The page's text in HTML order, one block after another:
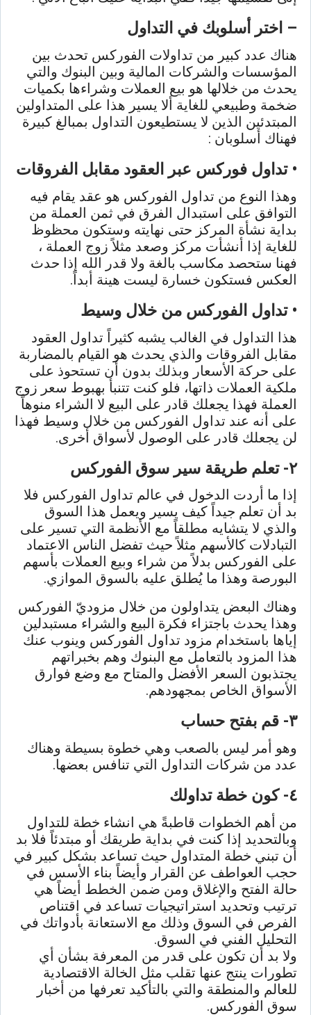
– اختر أسلوبك في التداول
هناك عدد كبير من تداولات الفوركس تحدث بين
المؤسسات والشركات المالية وبين البنوك والتي
يحدث من خلالها هو بيع العملات وشراءها بكميات
ضخمة وطبيعي للغاية ألا يسير هذا على المتداولين
المبتدئين الذين لا يستطيعون التداول بمبالغ كبيرة
فهناك أسلوبان :
• تداول فوركس عبر العقود مقابل الفروقات
وهذا النوع من تداول الفوركس هو عقد يقام فيه
التوافق على استبدال الفرق في ثمن العملة من
بداية نشأة المركز حتى نهايته وستكون محظوظ
للغاية إذا أنشأت مركز وصعد مثلاً زوج العملة ،
فهنا ستحصد مكاسب بالغة ولا قدر الله إذا حدث
العكس فستكون خسارة ليست هينة أبداً.
• تداول الفوركس من خلال وسيط
هذا التداول في الغالب يشبه كثيراً تداول العقود
مقابل الفروقات والذي يحدث هو القيام بالمضاربة
على حركة الأسعار وبذلك بدون أن تستحوذ على
ملكية العملات ذاتها، فلو كنت تتنبأ بهبوط سعر زوج
العملة فهذا يجعلك قادر على البيع لا الشراء منوهاً
على أنه عند تداول الفوركس من خلال وسيط فهذا
لن يجعلك قادر على الوصول لأسواق أخرى.
٢- تعلم طريقة سير سوق الفوركس
إذا ما أردت الدخول في عالم تداول الفوركس فلا
بد أن تعلم جيداً كيف يسير ويعمل هذا السوق
والذي لا يتشايه مطلقاً مع الأنظمة التي تسير على
التبادلات كالأسهم مثلاً حيث تفضل الناس الاعتماد
على الفوركس بدلاً من شراء وبيع العملات بأسهم
البورصة وهذا ما يُطلق عليه بالسوق الموازي.
وهناك البعض يتداولون من خلال مزوديّ الفوركس
وهذا يحدث باجتزاء فكرة البيع والشراء مستبدلين
إياها باستخدام مزود تداول الفوركس وينوب عنك
هذا المزود بالتعامل مع البنوك وهم بخبراتهم
يجتذبون السعر الأفضل والمتاح مع وضع فوارق
الأسواق الخاص بمجهودهم.
٣- قم بفتح حساب
وهو أمر ليس بالصعب وهي خطوة بسيطة وهناك
عدد من شركات التداول التي تنافس بعضها.
٤- كون خطة تداولك
من أهم الخطوات قاطبةً هي انشاء خطة للتداول
وبالتحديد إذا كنت في بداية طريقك أو مبتدئاً فلا بد
أن تبني خطة المتداول حيث تساعد بشكل كبير في
حجب العواطف عن القرار وأيضاً بناء الأسس في
حالة الفتح والإغلاق ومن ضمن الخطط أيضاً هي
ترتيب وتحديد استراتيجيات تساعد في اقتناص
الفرص في السوق وذلك مع الاستعانة بأدواتك في
التحليل الفني في السوق.
ولا بد أن تكون على قدر من المعرفة بشأن أي
تطورات ينتج عنها تقلب مثل الخالة الاقتصادية
للعالم والمنطقة والتي بالتأكيد تعرفها من أخبار
سوق الفوركس.